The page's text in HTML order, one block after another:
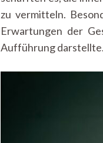
zu vermitteln.
Erwartungen der
Aufführung darstellte.